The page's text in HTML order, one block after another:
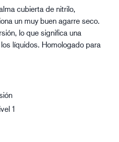
cubierta de nitrilo,
un muy buen agarre seco.
lo que significa una
líquidos. Homologado para
1